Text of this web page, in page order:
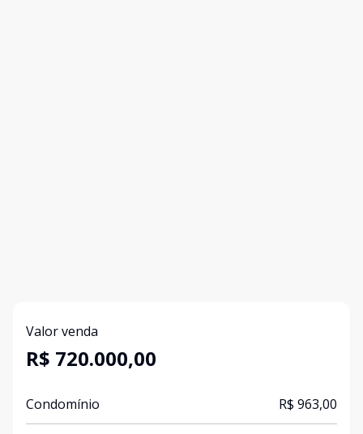
Valor venda
R$ 720.000,00
Condomínio R$ 963,00